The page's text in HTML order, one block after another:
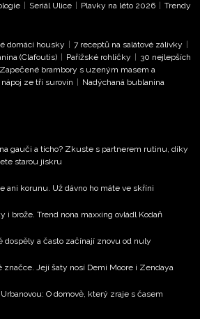
Seriál Ulice Plavky na léto 2026
Trendy
domácí housky 7 receptů na salátové zálivky
(Clafoutis)
Pařížské rohlíčky
30 nejlepších
Zapečené brambory s uzeným masem a
ze tří surovin Nadýchaná bublanina
gauči a ticho? Zkuste s partnerem rutinu, díky
starou jiskru
ani korunu. Už dávno ho máte ve skříni
i brože. Trend nona maxxing ovládl Kodaň
dospěly a často začínají znovu od nuly
značce. Její šaty nosí Demi Moore i Zendaya
O domově, který zraje s časem